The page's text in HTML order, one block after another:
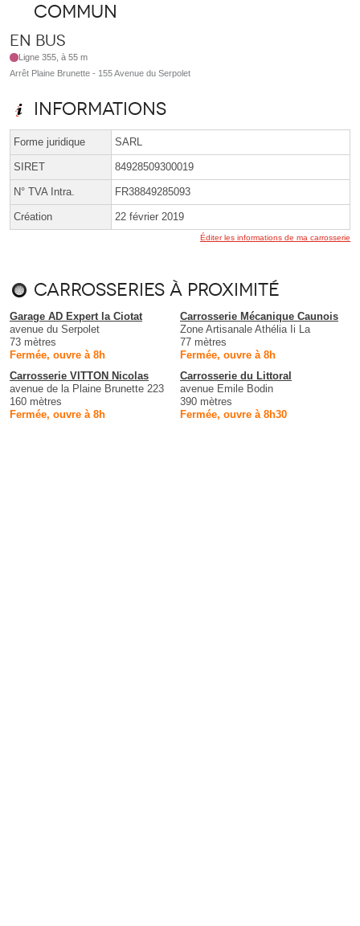
commun
En bus
Ligne 355, à 55 m
Arrêt Plaine Brunette - 155 Avenue du Serpolet
Informations
Forme juridique SARL
SIRET 84928509300019
N° TVA Intra. FR38849285093
Création 22 février 2019
Éditer les informations de ma carrosserie
Carrosseries à proximité
Garage AD Expert la Ciotat
avenue du Serpolet
73 mètres
Fermée, ouvre à 8h
Carrosserie Mécanique Caunois
Zone Artisanale Athélia Ii La
77 mètres
Fermée, ouvre à 8h
Carrosserie VITTON Nicolas
avenue de la Plaine Brunette 223
160 mètres
Fermée, ouvre à 8h
Carrosserie du Littoral
avenue Emile Bodin
390 mètres
Fermée, ouvre à 8h30